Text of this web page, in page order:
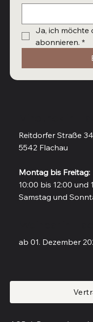
Reitdorfer Straße
5542 Flachau
Montag bis Freitag:
10:00 bis 12:00 und
Samstag und
ab 01. Dezember
Ja, ich möchte
abonnieren. *